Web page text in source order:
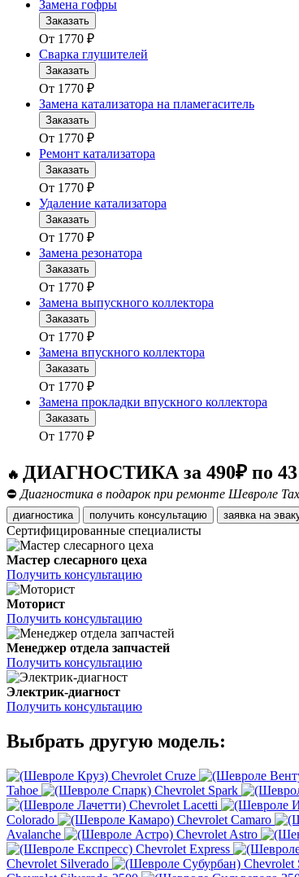
Замена гофры
Заказать
От 1770 ₽
Сварка глушителей
Заказать
От 1770 ₽
Замена катализатора на пламегаситель
Заказать
От 1770 ₽
Ремонт катализатора
Заказать
От 1770 ₽
Удаление катализатора
Заказать
От 1770 ₽
Замена резонатора
Заказать
От 1770 ₽
Замена выпускного коллектора
Заказать
От 1770 ₽
Замена впускного коллектора
Заказать
От 1770 ₽
Замена прокладки впускного коллектора
Заказать
От 1770 ₽
🔥 ДИАГНОСТИКА за 490₽ по 43
⛔ Диагностика в подарок при ремонте Шевроле
диагностика получить консультацию заявка
Сертифицированные специалисты
Мастер слесарного цеха
Получить консультацию
Моторист
Получить консультацию
Менеджер отдела запчастей
Получить консультацию
Электрик-диагност
Получить консультацию
Выбрать другую модель:
Chevrolet Cruze
Tahoe
Chevrolet Spark
Chevrolet Lacetti
Colorado
Chevrolet Camaro
Avalanche
Chevrolet Astro
Chevrolet Express
Chevrolet Silverado
Chevrolet